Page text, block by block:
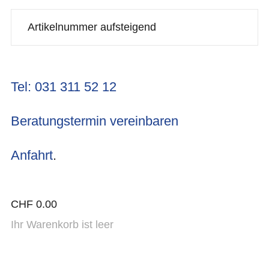
Tel: 031 311 52 12
Beratungstermin vereinbaren
Anfahrt.
CHF 0.00
Ihr Warenkorb ist leer